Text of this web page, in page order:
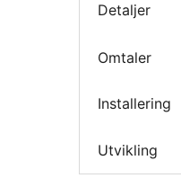
Detaljer
Omtaler
Installering
Utvikling